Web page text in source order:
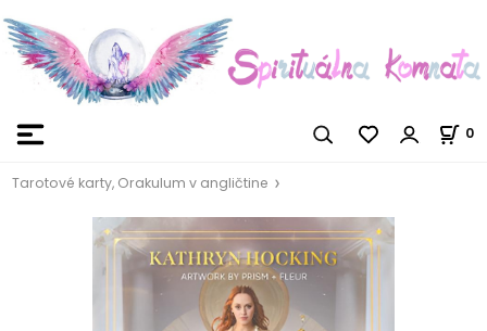
0
Tarotové karty, Orakulum v angličtine